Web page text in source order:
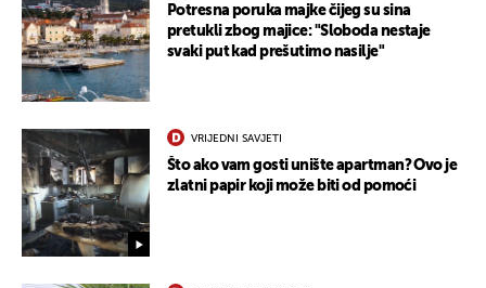
Potresna poruka majke čijeg su sina
pretukli zbog majice: "Sloboda nestaje
svaki put kad prešutimo nasilje"
VRIJEDNI SAVJETI
Što ako vam gosti unište apartman? Ovo je
zlatni papir koji može biti od pomoći
UKLJUČITE NOTIFIKACIJE